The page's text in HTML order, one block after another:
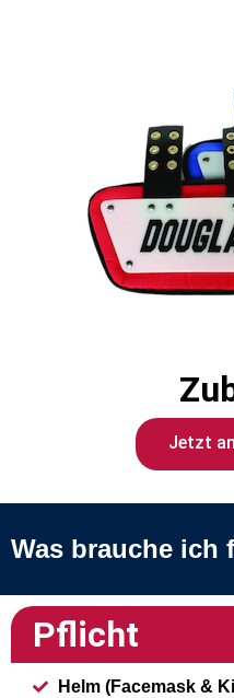
Jetzt
Was brauche ich
Pflicht
Helm (Facemask &